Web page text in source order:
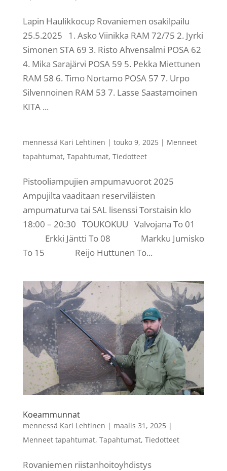
Lapin Haulikkocup Rovaniemen osakilpailu
25.5.2025 1. Asko Viinikka RAM 72/75 2. Jyrki
Simonen STA 69 3. Risto Ahvensalmi POSA 62
4. Mika Sarajärvi POSA 59 5. Pekka Miettunen
RAM 58 6. Timo Nortamo POSA 57 7. Urpo
Silvennoinen RAM 53 7. Lasse Saastamoinen
KITA ...
mennessä Kari Lehtinen | touko 9, 2025| Menneet
tapahtumat, Tapahtumat, Tiedotteet
Pistooliampujien ampumavuorot 2025
Ampujilta vaaditaan reserviläisten
ampumaturva tai SAL lisenssi Torstaisin klo
18:00 – 20:30 TOUKOKUU Valvojana To 01
Erkki Jäntti To 08 Markku Jumisko
To 15 Reijo Huttunen To...
Koeammunnat
mennessä Kari Lehtinen | maalis 31, 2025|
Menneet tapahtumat, Tapahtumat, Tiedotteet
Rovaniemen riistanhoitoyhdistys